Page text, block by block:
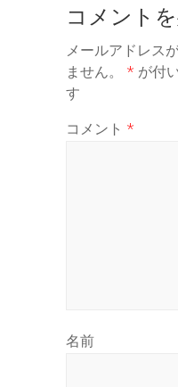
コメント
メールアドレス
ません。
* が付
す
コメント *
名前